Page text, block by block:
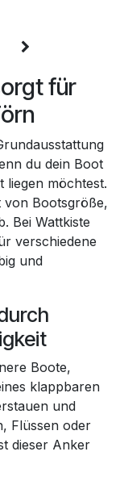
für
du dein Boot
liegen möchtest.
von Bootsgröße,
Bei Wattkiste
verschiedene
und
Boote,
klappbaren
und
Flüssen oder
dieser Anker